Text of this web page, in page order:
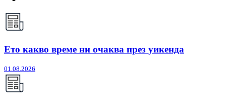
Ето какво време ни очаква през уикенда
01.08.2026